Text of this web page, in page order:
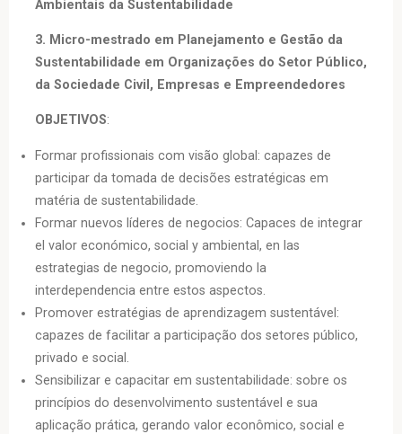
Ambientais da Sustentabilidade
3. Micro-mestrado em Planejamento e Gestão da
Sustentabilidade em Organizações do Setor Público,
da Sociedade Civil, Empresas e Empreendedores
OBJETIVOS:
Formar profissionais com visão global: capazes de
participar da tomada de decisões estratégicas em
matéria de sustentabilidade.
Formar nuevos líderes de negocios: Capaces de integrar
el valor económico, social y ambiental, en las
estrategias de negocio, promoviendo la
interdependencia entre estos aspectos.
Promover estratégias de aprendizagem sustentável:
capazes de facilitar a participação dos setores público,
privado e social.
Sensibilizar e capacitar em sustentabilidade: sobre os
princípios do desenvolvimento sustentável e sua
aplicação prática, gerando valor econômico, social e